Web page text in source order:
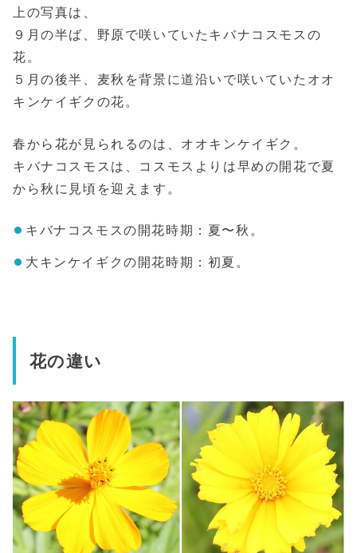
上の写真は、
９月の半ば、野原で咲いていたキバナコスモスの
花。
５月の後半、麦秋を背景に道沿いで咲いていたオオ
キンケイギクの花。
春から花が見られるのは、オオキンケイギク。
キバナコスモスは、コスモスよりは早めの開花で夏
から秋に見頃を迎えます。
キバナコスモスの開花時期：夏〜秋。
大キンケイギクの開花時期：初夏。
花の違い